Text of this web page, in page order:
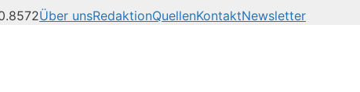
Über unsRedaktionQuellenKontaktNewsletter